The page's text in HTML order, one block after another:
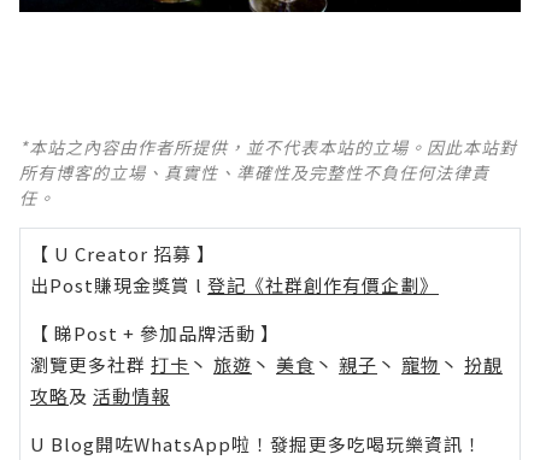
*本站之內容由作者所提供，並不代表本站的立場。因此本站對
所有博客的立場、真實性、準確性及完整性不負任何法律責
任。
【 U Creator 招募 】
出Post賺現金獎賞 l 登記《社群創作有價企劃》
【 睇Post + 參加品牌活動 】
瀏覽更多社群 打卡 丶 旅遊 丶 美食 丶 親子 丶 寵物 丶 扮靚
攻略及 活動情報
U Blog開咗WhatsApp啦！發掘更多吃喝玩樂資訊！